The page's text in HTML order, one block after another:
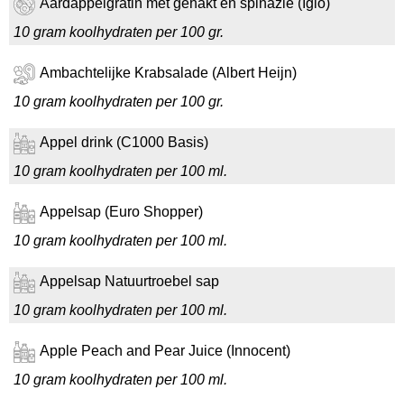
Aardappelgratin met gehakt en spinazie (Iglo)
10 gram koolhydraten per 100 gr.
Ambachtelijke Krabsalade (Albert Heijn)
10 gram koolhydraten per 100 gr.
Appel drink (C1000 Basis)
10 gram koolhydraten per 100 ml.
Appelsap (Euro Shopper)
10 gram koolhydraten per 100 ml.
Appelsap Natuurtroebel sap
10 gram koolhydraten per 100 ml.
Apple Peach and Pear Juice (Innocent)
10 gram koolhydraten per 100 ml.